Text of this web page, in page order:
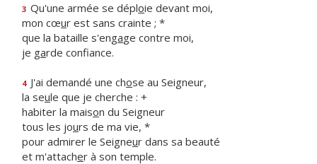
3 Qu'une armée se déploie devant moi,
mon cœur est sans crainte ; *
que la bataille s'engage contre moi,
je garde confiance.
4 J'ai demandé une chose au Seigneur,
la seule que je cherche : +
habiter la maison du Seigneur
tous les jours de ma vie, *
pour admirer le Seigneur dans sa beauté
et m'attacher à son temple.